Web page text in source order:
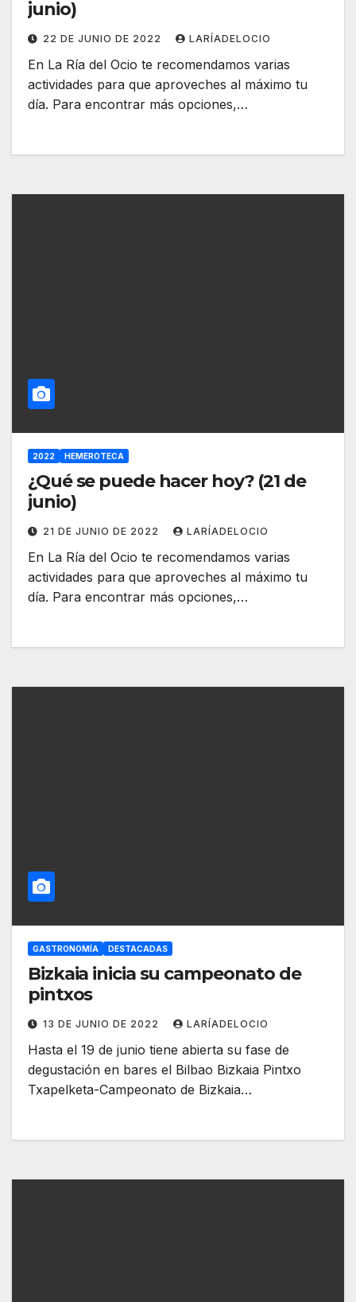
junio)
22 DE JUNIO DE 2022 LARÍADELOCIO
En La Ría del Ocio te recomendamos varias
actividades para que aproveches al máximo tu
día. Para encontrar más opciones,…
2022 HEMEROTECA
¿Qué se puede hacer hoy? (21 de
junio)
21 DE JUNIO DE 2022 LARÍADELOCIO
En La Ría del Ocio te recomendamos varias
actividades para que aproveches al máximo tu
día. Para encontrar más opciones,…
GASTRONOMÍA DESTACADAS
Bizkaia inicia su campeonato de
pintxos
13 DE JUNIO DE 2022 LARÍADELOCIO
Hasta el 19 de junio tiene abierta su fase de
degustación en bares el Bilbao Bizkaia Pintxo
Txapelketa-Campeonato de Bizkaia…